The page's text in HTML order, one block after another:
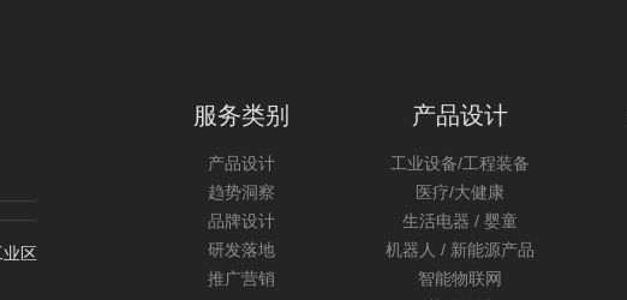
业区
服务类别
产品设计
趋势洞察
品牌设计
研发落地
推广营销
产品设计
工业设备/工程装备
医疗/大健康
生活电器 / 婴童
机器人 / 新能源产品
智能物联网